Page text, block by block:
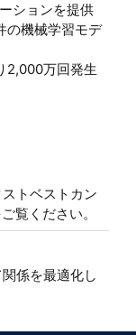
ションを提供
の機械学習モデ
2,000万回発生
トベストカン
覧ください。
係を最適化し